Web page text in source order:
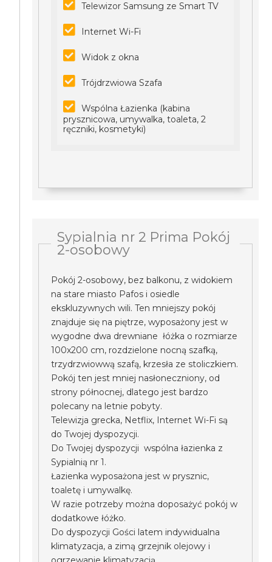
Telewizor Samsung ze Smart TV
Internet Wi-Fi
Widok z okna
Trójdrzwiowa Szafa
Wspólna Łazienka (kabina
prysznicowa, umywalka, toaleta, 2
ręczniki, kosmetyki)
Sypialnia nr 2 Prima Pokój
2-osobowy
Pokój 2-osobowy, bez balkonu, z widokiem
na stare miasto Pafos i osiedle
ekskluzywnych wili. Ten mniejszy pokój
znajduje się na piętrze, wyposażony jest w
wygodne dwa drewniane łóżka o rozmiarze
100x200 cm, rozdzielone nocną szafką,
trzydrzwiowwą szafą, krzesła ze stoliczkiem.
Pokój ten jest mniej nasłoneczniony, od
strony północnej, dlatego jest bardzo
polecany na letnie pobyty.
Telewizja grecka, Netflix, Internet Wi-Fi są
do Twojej dyspozycji.
Do Twojej dyspozycji wspólna łazienka z
Sypialnią nr 1.
Łazienka wyposażona jest w prysznic,
toaletę i umywalkę.
W razie potrzeby można doposażyć pokój w
dodatkowe łóżko.
Do dyspozycji Gości latem indywidualna
klimatyzacja, a zimą grzejnik olejowy i